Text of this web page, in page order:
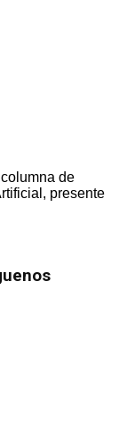
de
presente